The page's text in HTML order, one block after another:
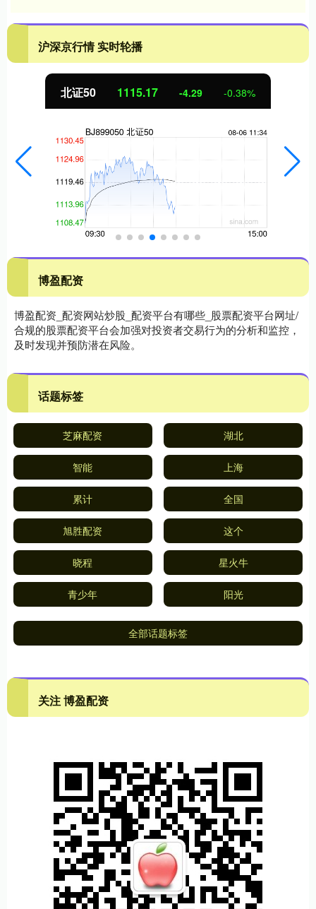
沪深京行情 实时轮播
北证50 1115.17 -4.29 -0.38%
博盈配资
博盈配资_配资网站炒股_配资平台有哪些_股票配资平台网址/
合规的股票配资平台会加强对投资者交易行为的分析和监控，
及时发现并预防潜在风险。
话题标签
芝麻配资 湖北
智能 上海
累计 全国
旭胜配资 这个
晓程 星火牛
青少年 阳光
全部话题标签
关注 博盈配资